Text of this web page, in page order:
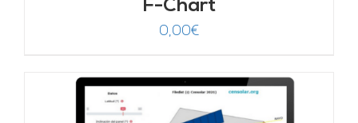
F-Chart
0,00€